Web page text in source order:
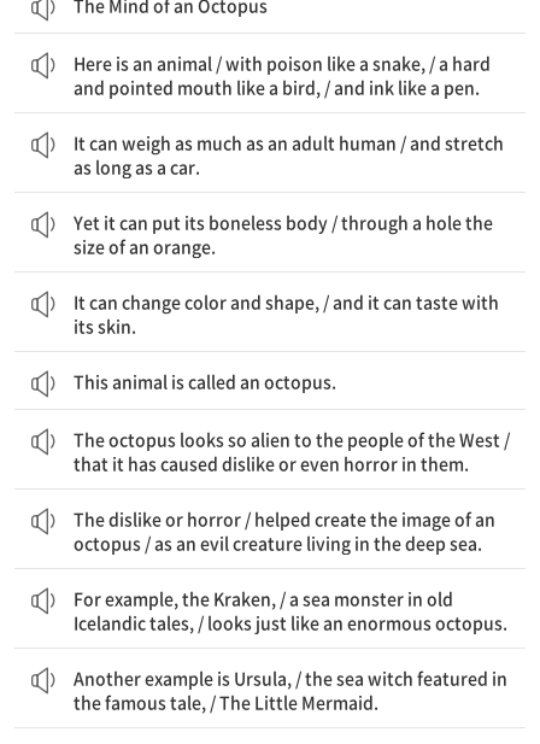
The Mind of an Octopus
Here is an animal / with poison like a snake, / a hard
and pointed mouth like a bird, / and ink like a pen.
It can weigh as much as an adult human / and stretch
as long as a car.
Yet it can put its boneless body / through a hole the
size of an orange.
It can change color and shape, / and it can taste with
its skin.
This animal is called an octopus.
The octopus looks so alien to the people of the West /
that it has caused dislike or even horror in them.
The dislike or horror / helped create the image of an
octopus / as an evil creature living in the deep sea.
For example, the Kraken, / a sea monster in old
Icelandic tales, / looks just like an enormous octopus.
Another example is Ursula, / the sea witch featured in
the famous tale, / The Little Mermaid.